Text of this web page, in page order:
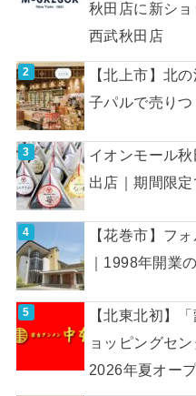
秋田店に新シ
西武秋田店
【北上市】北
子パルで売り
イオンモール
出店｜期間限
【花巻市】フ
｜1998年開業
【北東北初】
ョッピングセ
2026年夏オー